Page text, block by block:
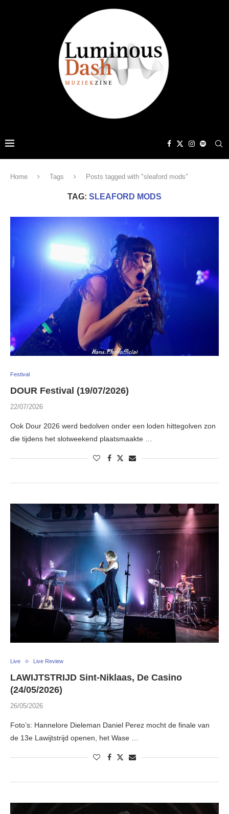
Home Tags Posts tagged with "sleaford mods"
TAG: SLEAFORD MODS
Festival
DOUR Festival (19/07/2026)
22/07/2026
Ook Dour 2026 werd bedolven onder een loden hittegolven zon
die tijdens het slotweekend plaatsmaakte …
Live Live Review
LAWIJTSTRIJD Sint-Niklaas, De Casino
(24/05/2026)
26/05/2026
Foto’s: Hannelore Dieleman Daniel Perez mocht de finale van
de 13e Lawijtstrijd openen, het Wase …